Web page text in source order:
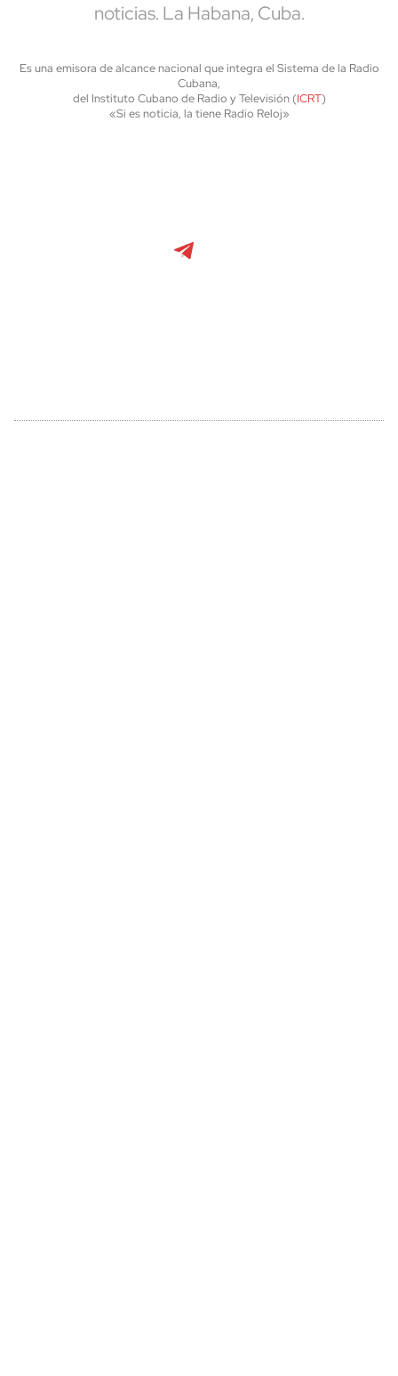
noticias. La Habana, Cuba.
Es una emisora de alcance nacional que integra el Sistema de la Radio
Cubana,
del Instituto Cubano de Radio y Televisión (ICRT)
«Si es noticia, la tiene Radio Reloj»